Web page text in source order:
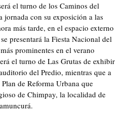
el turno de los Caminos del
con su exposición a las
más tarde, en el espacio externo
presentará la Fiesta Nacional del
prominentes en el verano
el turno de Las Grutas de exhibir
del Predio, mientras que a
de Reforma Urbana que
de Chimpay, la localidad de